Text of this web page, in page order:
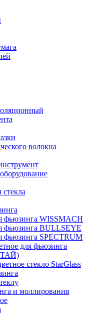
волокна
стекла
фьюзинга WISSMACH
фьюзинга BULLSEYE
фьюзинга SPECTRUM
для фьюзинга
стекло StarGlass
и моллирования